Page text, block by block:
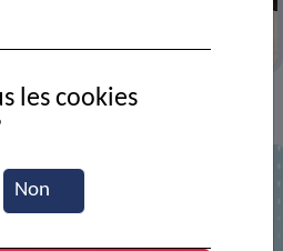
> Ressources documentaires
Non
les cookies